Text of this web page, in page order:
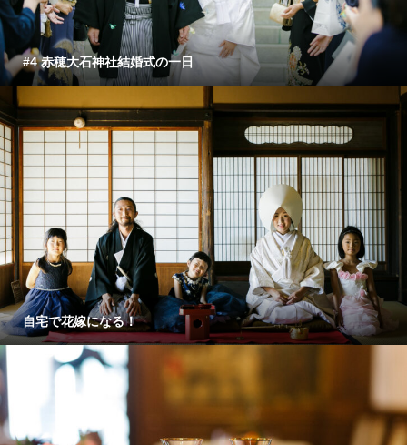
#4 赤穂大石神社結婚式の一日
自宅で花嫁になる！